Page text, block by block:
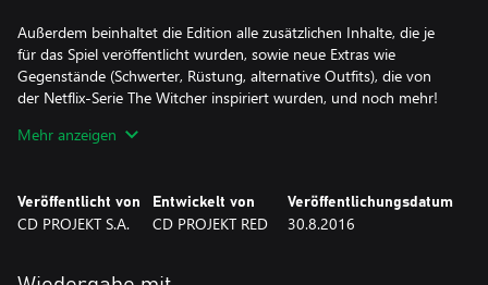
Außerdem beinhaltet die Edition alle zusätzlichen Inhalte, die je
für das Spiel veröffentlicht wurden, sowie neue Extras wie
Gegenstände (Schwerter, Rüstung, alternative Outfits), die von
der Netflix-Serie The Witcher inspiriert wurden, und noch mehr!
UPDATE FÜR XBOX SERIES X|S
beinhaltet zahlreiche grafische und technische Verbesserungen,
darunter viel höhere Detaildichte, schnellere Ladezeiten, mehrere
Echtzeit-Raytracing und mehr – alles mit Blick auf die
Mehr anzeigen
Veröffentlicht von
CD PROJEKT S.A.
Entwickelt von
CD PROJEKT RED
Veröffentlichungsdatum
30.8.2016